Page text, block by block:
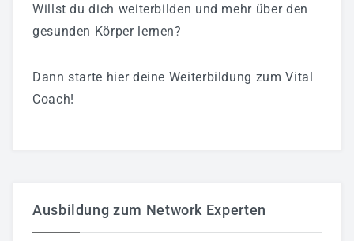
Willst du dich weiterbilden und mehr über den
gesunden Körper lernen?
Dann starte hier deine Weiterbildung zum Vital
Coach!
Ausbildung zum Network Experten